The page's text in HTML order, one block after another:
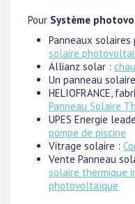
Pour Système
Panneaux
solaire
Allianz solar :
Un panneau
HELIOFRANCE,
Panneau Solaire
UPES Energie
pompe de piscine
Vitrage solaire :
Vente Panneau
solaire thermique
photovoltaïque